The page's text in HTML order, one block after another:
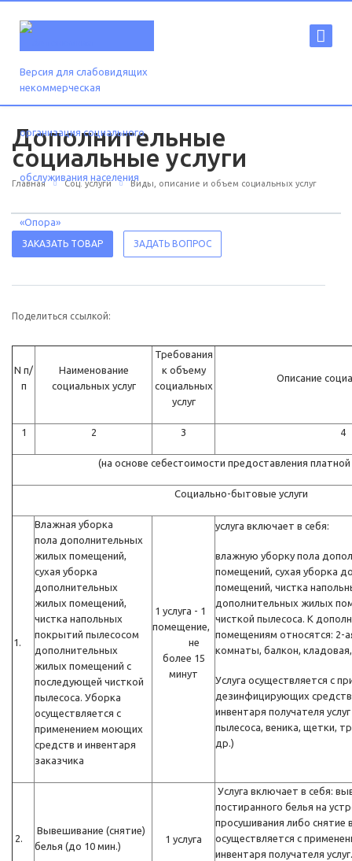
Версия для слабовидящих
Дополнительные
социальные услуги
Главная Соц. услуги Виды, описание и объем социальных услуг
ЗАКАЗАТЬ ТОВАР ЗАДАТЬ ВОПРОС
Поделиться ссылкой:
N п/
п
Наименование
социальных услуг
Требования
к объему
социальных
услуг
Описание
1 2 3 4
(на основе себестоимости предоставления платной
Социально-бытовые услуги
1.
Влажная уборка
пола дополнительных
жилых помещений,
сухая уборка
дополнительных
жилых помещений,
чистка напольных
покрытий пылесосом
дополнительных
жилых помещений с
последующей чисткой
пылесоса. Уборка
осуществляется с
применением моющих
средств и инвентаря
заказчика
1 услуга - 1
помещение,
не
более 15
минут
услуга включает в себя:
влажную уборку пола
помещений, сухая уборка
помещений, чистка
дополнительных жилых
чисткой пылесоса. К
помещениям относятся: 2-
комнаты, балкон,
Услуга осуществляется с
дезинфицирующих
инвентаря получателя
пылесоса, веника, щетки,
др.)
2.
Вывешивание (снятие)
белья (до 10 мин.)
1 услуга
Услуга включает в себя:
постиранного белья на
просушивания либо снятие
осуществляется с
инвентаря получателя